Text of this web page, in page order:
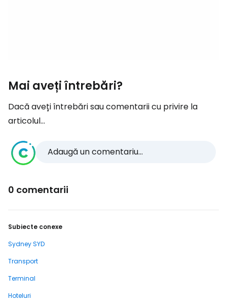
Mai aveți întrebări?
Dacă aveți întrebări sau comentarii cu privire la
articolul...
Adaugă un comentariu...
0 comentarii
Subiecte conexe
Sydney SYD
Transport
Terminal
Hoteluri